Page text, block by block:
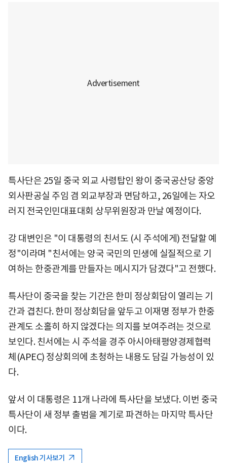
특사단은 25일 중국 외교 사령탑인 왕이 중국공산당 중앙
외사판공실 주임 겸 외교부장과 면담하고, 26일에는 자오
러지 전국인민대표대회 상무위원장과 만날 예정이다.
강 대변인은 "이 대통령의 친서도 (시 주석에게) 전달할 예
정"이라며 "친서에는 양국 국민의 민생에 실질적으로 기
여하는 한중관계를 만들자는 메시지가 담겼다"고 전했다.
특사단이 중국을 찾는 기간은 한미 정상회담이 열리는 기
간과 겹친다. 한미 정상회담을 앞두고 이재명 정부가 한중
관계도 소홀히 하지 않겠다는 의지를 보여주려는 것으로
보인다. 친서에는 시 주석을 경주 아시아태평양경제협력
체(APEC) 정상회의에 초청하는 내용도 담길 가능성이 있
다.
앞서 이 대통령은 11개 나라에 특사단을 보냈다. 이번 중국
특사단이 새 정부 출범을 계기로 파견하는 마지막 특사단
이다.
English 기사보기